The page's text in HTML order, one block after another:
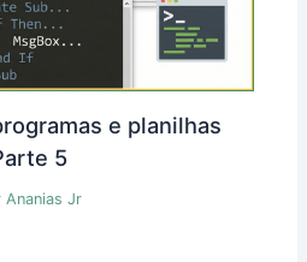
e planilhas
5
Ananias Jr